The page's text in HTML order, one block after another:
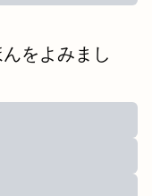
をよみまし